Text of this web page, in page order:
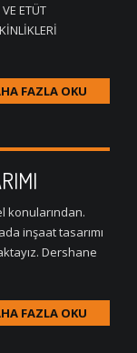
ETÜT
FAZLA OKU
konularından.
inşaat tasarımı
Dershane
FAZLA OKU